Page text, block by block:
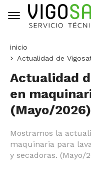
inicio
Actualidad
en
(Mayo/2026)
Mostramos la
maquinaria para
y secadoras. (Mayo/